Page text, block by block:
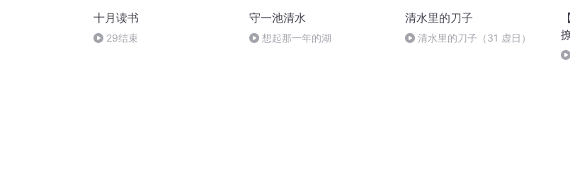
十月读书
29结束
守一池清水
想起那一年的湖
清水里的刀子
清水里的刀子（31 虚日）